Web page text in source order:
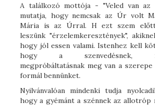
A találkozó mottója - "Veled van
mutatja, hogy nemcsak az Úr volt
Mária is az Úrral. H ezt szem
leszünk "érzelemkeresztények",
hogy jól essen valami. Istenhez kell
hogy a szenvedésnek,
megpróbáltatásnak meg van a szerepe
formál bennünket.
Nyilvánvalóan mindenki tudja
hogy a gyémánt a szénnek az allotróp